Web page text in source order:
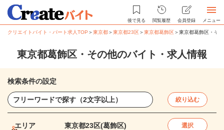
後で見る 閲覧履歴 会員登録 メニュー
クリエイトバイト・パート求人TOP ＞東京都＞東京都23区＞東京都葛飾区＞東京都葛飾区・そ
東京都葛飾区・その他のバイト・求人情報
検索条件の設定
絞り込む
エリア 東京都23区(葛飾区) 選択